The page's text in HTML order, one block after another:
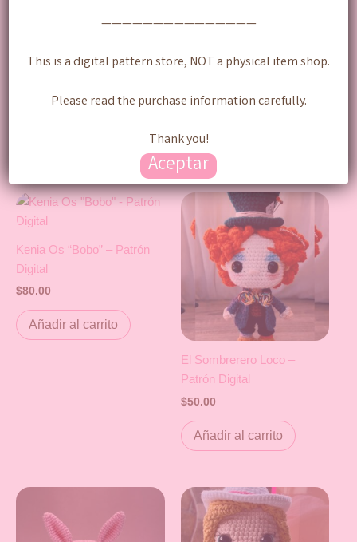
propias fotografías y dando crédito a la diseñadora
Descarga inmediata una vez realizado el pago.
Kenia Os “Bobo” – Patrón
Digital
$80.00
Añadir al carrito
El Sombrerero Loco –
Patrón Digital
$50.00
Añadir al carrito
———————————————
This is a digital pattern store, NOT a physical item shop.
Please read the purchase information carefully.
Thank you!
Aceptar